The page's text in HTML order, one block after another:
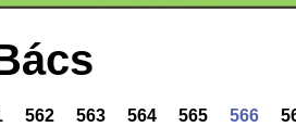
562 563 564 565 566